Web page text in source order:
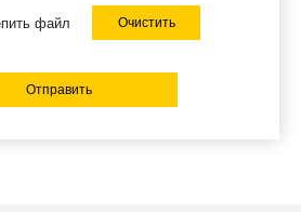
файл Очистить
Отправить